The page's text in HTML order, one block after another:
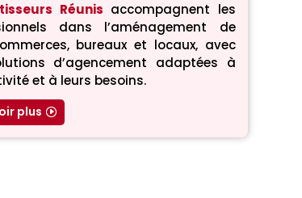
Réunis accompagnent les
dans l’aménagement de
bureaux et locaux, avec
d’agencement adaptées à
et à leurs besoins.
plus